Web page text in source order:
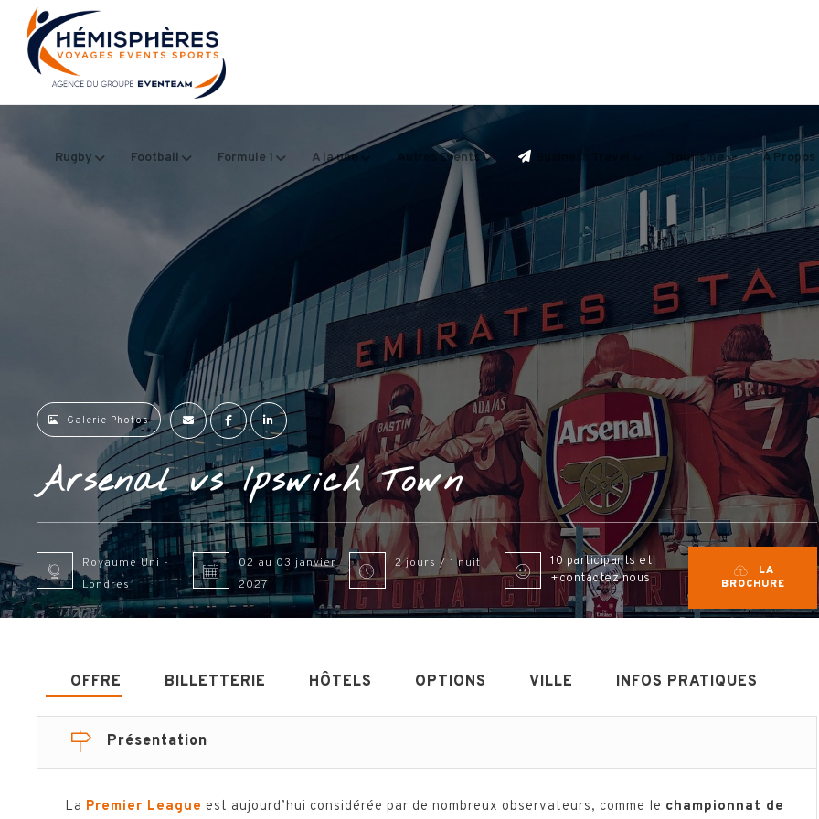
Rugby Football Formule 1 A la une Autres Events Business Travel Tourisme A Propos
Galerie Photos
Arsenal vs Ipswich Town
Royaume Uni -
Londres
02 au 03 janvier
2027
2 jours / 1 nuit
10 participants et
+contactez nous
LA
BROCHURE
OFFRE BILLETTERIE HÔTELS OPTIONS VILLE INFOS PRATIQUES
Présentation
La Premier League est aujourd’hui considérée par de nombreux observateurs, comme le championnat de